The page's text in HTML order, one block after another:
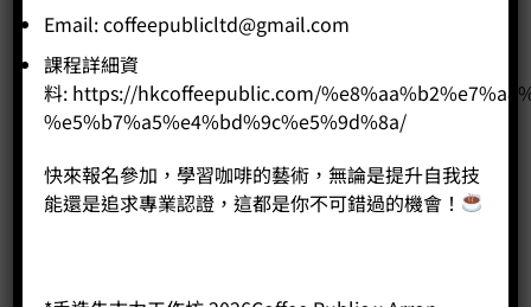
咖啡課程
咖啡種類
咖啡機
咖啡器具
Email:coffeepublicltd@gmail.com
課程詳細資
料: https://hkcoffeepublic.com/
%e5%b7%a5%e4%bd%9c%e5%9d%8a/
快來報名參加，學習咖啡的藝術，無論是提升自我技
能還是追求專業認證，這都是你不可錯過的機會！